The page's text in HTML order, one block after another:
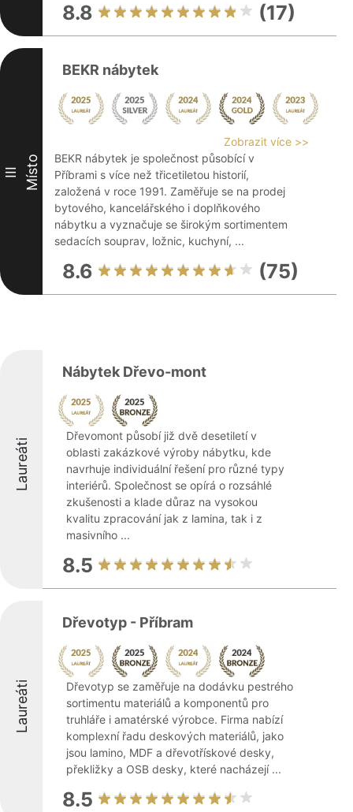
8.8 (17)
III Místo
BEKR nábytek
Zobrazit více >>
BEKR nábytek je společnost působící v
Příbrami s více než třicetiletou historií,
založená v roce 1991. Zaměřuje se na prodej
bytového, kancelářského i doplňkového
nábytku a vyznačuje se širokým sortimentem
sedacích souprav, ložnic, kuchyní, ...
8.6 (75)
Laureáti
Nábytek Dřevo-mont
Dřevomont působí již dvě desetiletí v
oblasti zakázkové výroby nábytku, kde
navrhuje individuální řešení pro různé typy
interiérů. Společnost se opírá o rozsáhlé
zkušenosti a klade důraz na vysokou
kvalitu zpracování jak z lamina, tak i z
masivního ...
8.5
Laureáti
Dřevotyp - Příbram
Dřevotyp se zaměřuje na dodávku pestrého
sortimentu materiálů a komponentů pro
truhláře i amatérské výrobce. Firma nabízí
komplexní řadu deskových materiálů, jako
jsou lamino, MDF a dřevotřískové desky,
překližky a OSB desky, které nacházejí ...
8.5